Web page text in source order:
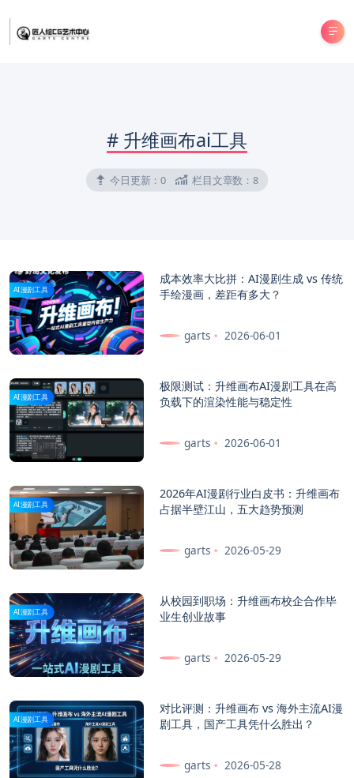
# 升维画布ai工具
今日更新：0 栏目文章数： 8
AI漫剧工具
成本效率大比拼：AI漫剧生成 vs 传统
手绘漫画，差距有多大？
garts 2026-06-01
AI漫剧工具
极限测试：升维画布AI漫剧工具在高
负载下的渲染性能与稳定性
garts 2026-06-01
AI漫剧工具
2026年AI漫剧行业白皮书：升维画布
占据半壁江山，五大趋势预测
garts 2026-05-29
AI漫剧工具
从校园到职场：升维画布校企合作毕
业生创业故事
garts 2026-05-29
AI漫剧工具
对比评测：升维画布 vs 海外主流AI漫
剧工具，国产工具凭什么胜出？
garts 2026-05-28